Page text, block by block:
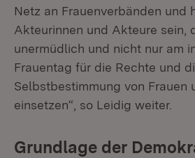
Netz an Frauenverbänden und
Akteurinnen und Akteure sein,
unermüdlich und nicht nur am
Frauentag für die Rechte und
Selbstbestimmung von Frauen
einsetzen“, so Leidig weiter.
Grundlage der